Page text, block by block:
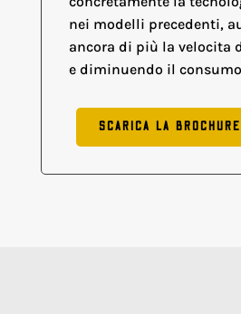
nei modelli precedenti,
ancora di più la velocita
e diminuendo il
SCARICA LA BROCHURE